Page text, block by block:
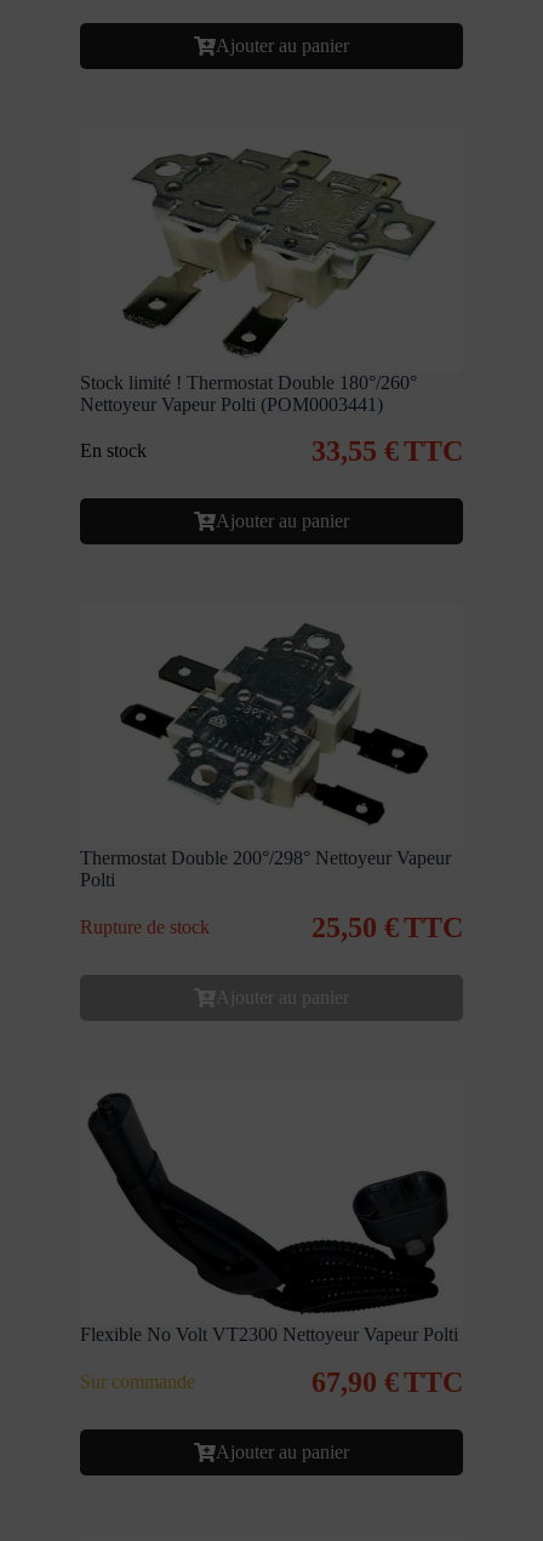
Ajouter au panier
Stock limité ! Thermostat Double 180°/260°
Nettoyeur Vapeur Polti (POM0003441)
En stock 33,55 €TTC
Ajouter au panier
Thermostat Double 200°/298° Nettoyeur Vapeur
Polti
Rupture de stock 25,50 €TTC
Ajouter au panier
Flexible No Volt VT2300 Nettoyeur Vapeur Polti
Sur commande 67,90 €TTC
Ajouter au panier